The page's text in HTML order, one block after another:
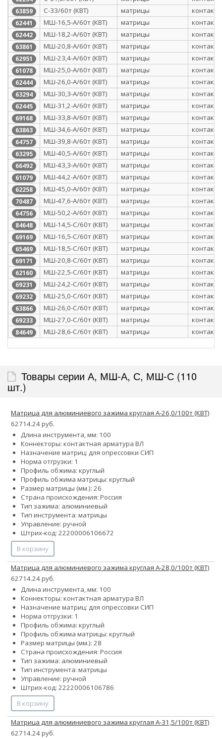
63859 С-33/60т (КВТ) матрицы
62441 МШ-16,5-А/60т (КВТ) матрицы
62442 МШ-18,2-А/60т (КВТ) матрицы
63861 МШ-20,8-А/60т (КВТ) матрицы
62951 МШ-23,4-А/60т (КВТ) матрицы
61078 МШ-25,0-А/60т (КВТ) матрицы
62444 МШ-26,0-А/60т (КВТ) матрицы
63294 МШ-30,3-А/60т (КВТ) матрицы
62445 МШ-31,2-А/60т (КВТ) матрицы
69168 МШ-33,8-А/60т (КВТ) матрицы
63863 МШ-34,6-А/60т (КВТ) матрицы
64757 МШ-39,8-А/60т (КВТ) матрицы
63295 МШ-40,5-А/60т (КВТ) матрицы
66492 МШ-43,3-А/60т (КВТ) матрицы
61079 МШ-44,2-А/60т (КВТ) матрицы
62258 МШ-45,0-А/60т (КВТ) матрицы
70487 МШ-47,6-А/60т (КВТ) матрицы
64756 МШ-50,2-А/60т (КВТ) матрицы
84648 МШ-14,5-С/60т (КВТ) матрицы
69169 МШ-16,5-С/60т (КВТ) матрицы
65469 МШ-18,5-С/60т (КВТ) матрицы
69171 МШ-20,8-С/60т (КВТ) матрицы
62160 МШ-22,5-С/60т (КВТ) матрицы
69231 МШ-24,2-С/60т (КВТ) матрицы
69232 МШ-25,0-С/60т (КВТ) матрицы
63866 МШ-26,0-С/60т (КВТ) матрицы
69233 МШ-27,0-С/60т (КВТ) матрицы
84649 МШ-28,6-С/60т (КВТ) матрицы
Товары серии А, МШ-А, С, МШ-С (110
шт.)
Матрица для алюминиевого зажима круглая А-26,0/100т (КВТ)
62714.24 руб.
Длина инструмента, мм: 100
Коннекторы: контактная арматура ВЛ
Назначение матриц: для опрессовки СИП
Норма отгрузки: 1
Профиль обжима: круглый
Профиль обжима матрицы: круглый
Размер матрицы (мм.): 26
Страна происхождения: Россия
Тип зажима: алюминиевый
Тип инструмента: матрицы
Управление: ручной
Штрих-код: 22200006106672
В корзину
Матрица для алюминиевого зажима круглая А-28,0/100т (КВТ)
62714.24 руб.
Длина инструмента, мм: 100
Коннекторы: контактная арматура ВЛ
Назначение матриц: для опрессовки СИП
Норма отгрузки: 1
Профиль обжима: круглый
Профиль обжима матрицы: круглый
Размер матрицы (мм.): 28
Страна происхождения: Россия
Тип зажима: алюминиевый
Тип инструмента: матрицы
Управление: ручной
Штрих-код: 22220006106786
В корзину
Матрица для алюминиевого зажима круглая А-31,5/100т (КВТ)
62714.24 руб.